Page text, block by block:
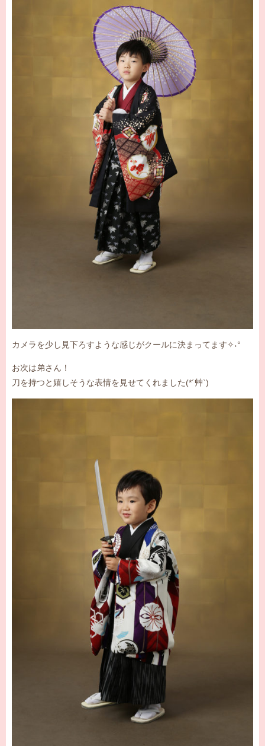
カメラを少し見下ろすような感じがクールに決まってます✧˖°
お次は弟さん！
刀を持つと嬉しそうな表情を見せてくれました(*´艸`)